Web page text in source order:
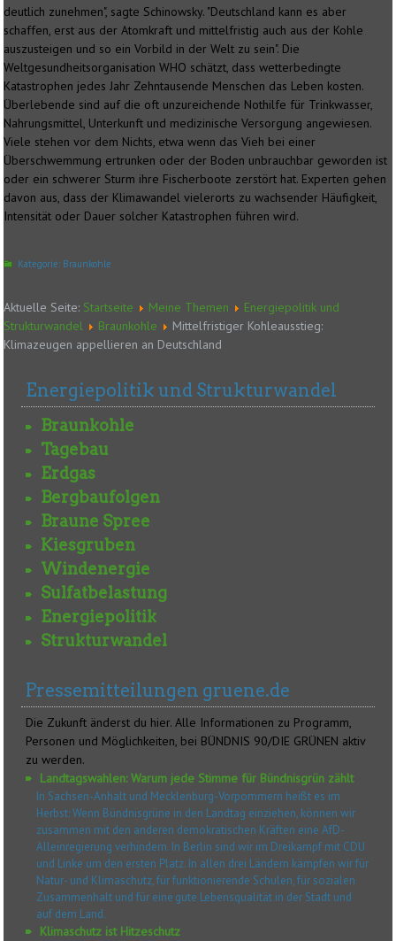
deutlich zunehmen", sagte Schinowsky. "Deutschland kann es aber
schaffen, erst aus der Atomkraft und mittelfristig auch aus der Kohle
auszusteigen und so ein Vorbild in der Welt zu sein". Die
Weltgesundheitsorganisation WHO schätzt, dass wetterbedingte
Katastrophen jedes Jahr Zehntausende Menschen das Leben kosten.
Überlebende sind auf die oft unzureichende Nothilfe für Trinkwasser,
Nahrungsmittel, Unterkunft und medizinische Versorgung angewiesen.
Viele stehen vor dem Nichts, etwa wenn das Vieh bei einer
Überschwemmung ertrunken oder der Boden unbrauchbar geworden ist
oder ein schwerer Sturm ihre Fischerboote zerstört hat. Experten gehen
davon aus, dass der Klimawandel vielerorts zu wachsender Häufigkeit,
Intensität oder Dauer solcher Katastrophen führen wird.
Kategorie: Braunkohle
Aktuelle Seite: Startseite Meine Themen
Energiepolitik und
Strukturwandel
Braunkohle
Mittelfristiger Kohleausstieg:
Klimazeugen appellieren an Deutschland
Energiepolitik und Strukturwandel
Braunkohle
Tagebau
Erdgas
Bergbaufolgen
Braune Spree
Kiesgruben
Windenergie
Sulfatbelastung
Energiepolitik
Strukturwandel
Pressemitteilungen gruene.de
Die Zukunft änderst du hier. Alle Informationen zu Programm,
Personen und Möglichkeiten, bei BÜNDNIS 90/DIE GRÜNEN aktiv
zu werden.
Landtagswahlen: Warum jede Stimme für Bündnisgrün zählt
In Sachsen-Anhalt und Mecklenburg-Vorpommern heißt es im
Herbst: Wenn Bündnisgrüne in den Landtag einziehen, können wir
zusammen mit den anderen demokratischen Kräften eine AfD-
Alleinregierung verhindern. In Berlin sind wir im Dreikampf mit CDU
und Linke um den ersten Platz. In allen drei Ländern kämpfen wir für
Natur- und Klimaschutz, für funktionierende Schulen, für sozialen
Zusammenhalt und für eine gute Lebensqualität in der Stadt und
auf dem Land.
Klimaschutz ist Hitzeschutz